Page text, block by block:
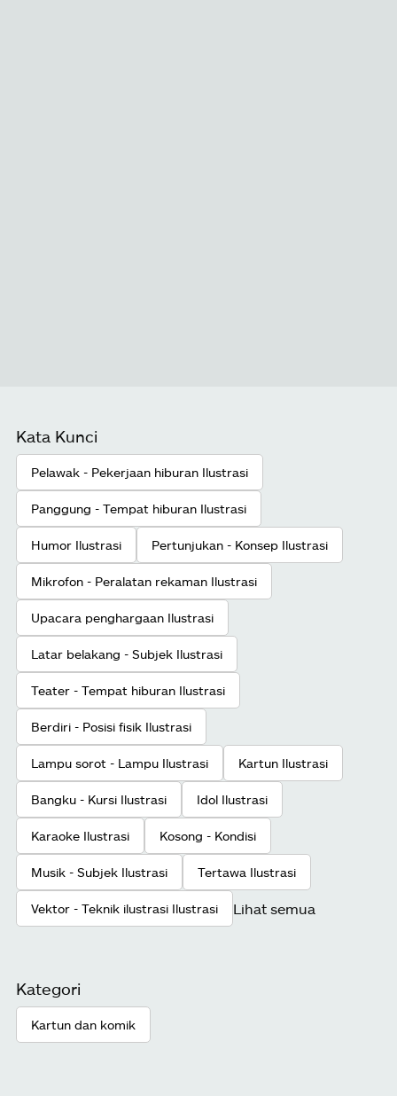
Kata Kunci
Pelawak - Pekerjaan hiburan Ilustrasi
Panggung - Tempat hiburan Ilustrasi
Humor Ilustrasi Pertunjukan - Konsep Ilustrasi
Mikrofon - Peralatan rekaman Ilustrasi
Upacara penghargaan Ilustrasi
Latar belakang - Subjek Ilustrasi
Teater - Tempat hiburan Ilustrasi
Berdiri - Posisi fisik Ilustrasi
Lampu sorot - Lampu Ilustrasi Kartun Ilustrasi
Bangku - Kursi Ilustrasi Idol Ilustrasi
Karaoke Ilustrasi Kosong - Kondisi
Musik - Subjek Ilustrasi Tertawa Ilustrasi
Vektor - Teknik ilustrasi Ilustrasi Lihat semua
Kategori
Kartun dan komik